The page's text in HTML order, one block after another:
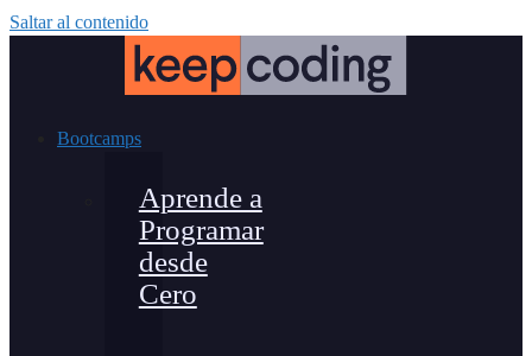
Saltar al contenido
Bootcamps
Aprende a
Programar
desde
Cero